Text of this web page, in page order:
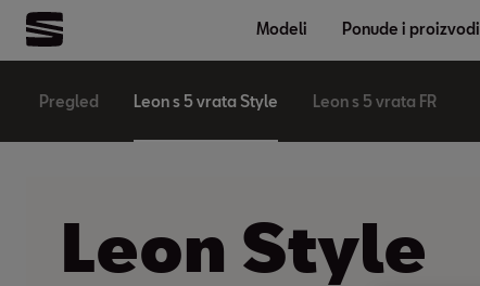
Modeli Ponude i proizvodi
Pregled Leon s 5 vrata Style Leon s 5 vrata FR
Leon Style